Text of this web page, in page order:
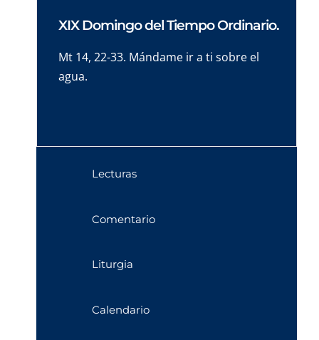
XIX Domingo del Tiempo Ordinario.
Mt 14, 22-33. Mándame ir a ti sobre el
agua.
Lecturas
Comentario
Liturgia
Calendario